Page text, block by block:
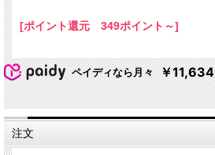
[ポイント還元 349ポイント～]
ペイディなら月々 ￥11,634
注文